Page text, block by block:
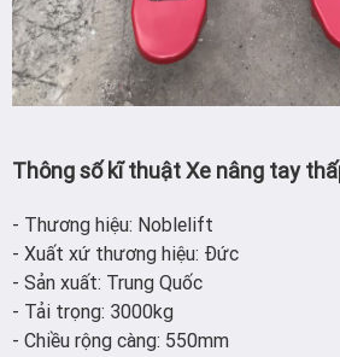
Thông số kĩ thuật Xe nâng tay
- Thương hiệu: Noblelift
- Xuất xứ thương hiệu: Đức
- Sản xuất: Trung Quốc
- Tải trọng: 3000kg
- Chiều rộng càng: 550mm